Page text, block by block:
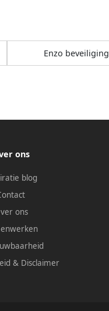
Enzo beveiliging
ons
blog
ons
& Disclaimer